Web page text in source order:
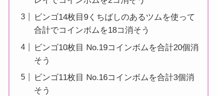
ビンゴ14枚目9くちばしのあるツムを使って
合計でコインボムを18コ消そう
ビンゴ10枚目 No.19コインボムを合計20個消
そう
ビンゴ11枚目 No.16コインボムを合計3個消
そう